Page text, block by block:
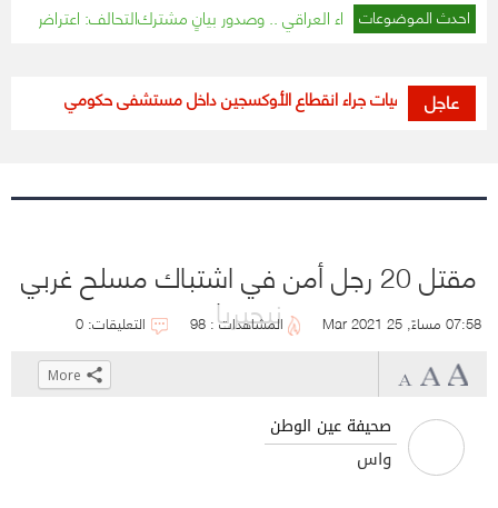
احدث الموضوعات
يلتقي رئيس الوزراء العراقي .. وصدور بيانٍ مشتركالتحالف: اعتراض وتدمير 6 طائرات مسيرة وصاروخ باليستي أطلقتها ميليشيا الحوثي
عاجل
الأردن.. وفيات جراء انقطاع الأوكسجين داخل مستشفى حكومي
مقتل 20 رجل أمن في اشتباك مسلح غربي
نيجيريا 07:58 مساءً, 25 Mar 2021 المشاهدات : 98 التعليقات: 0
صحيفة عين الوطن
واس
Click
More